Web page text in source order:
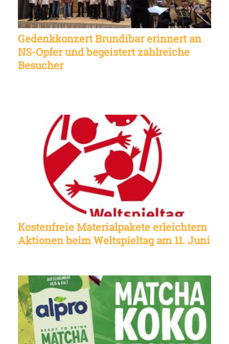
Gedenkkonzert Brundibar erinnert an
NS-Opfer und begeistert zahlreiche
Besucher
Kostenfreie Materialpakete erleichtern
Aktionen beim Weltspieltag am 11. Juni